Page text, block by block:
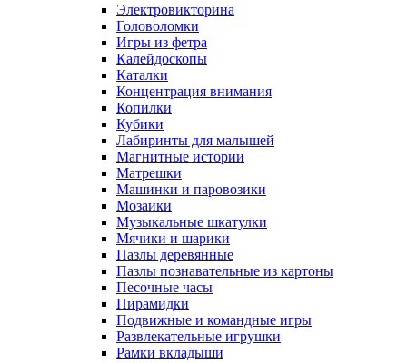
Электровикторина
Головоломки
Игры из фетра
Калейдоскопы
Каталки
Концентрация внимания
Копилки
Кубики
Лабиринты для малышей
Магнитные истории
Матрешки
Машинки и паровозики
Мозаики
Музыкальные шкатулки
Мячики и шарики
Пазлы деревянные
Пазлы познавательные из картоны
Песочные часы
Пирамидки
Подвижные и командные игры
Развлекательные игрушки
Рамки вкладыши